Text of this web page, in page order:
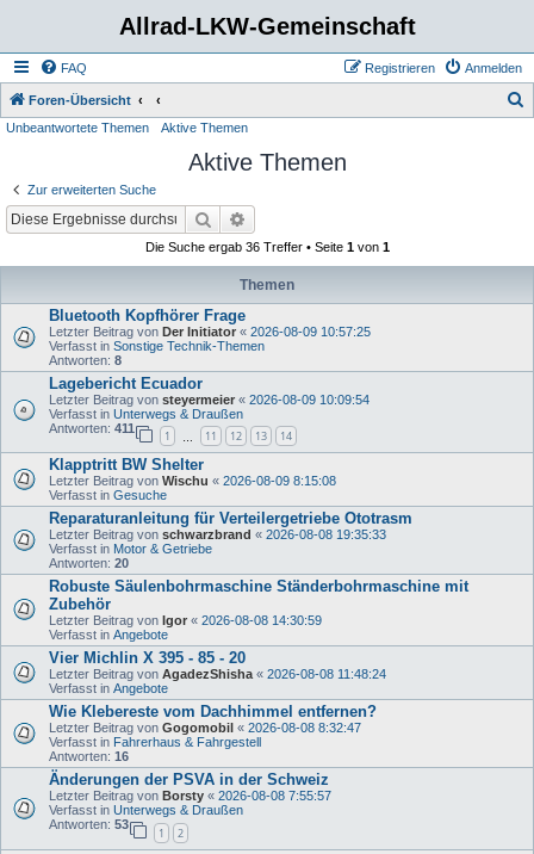
Allrad-LKW-Gemeinschaft
FAQ Anmelden
Registrieren
Foren-Übersicht
Unbeantwortete Themen Aktive Themen
Aktive Themen
Zur erweiterten Suche
Suche
Die Suche ergab 36 Treffer • Seite 1von 1
Themen
Bluetooth Kopfhörer Frage
Letzter Beitrag von Der Initiator « 2026-08-09 10:57:25
Verfasst in Sonstige Technik-Themen
Antworten: 8
Lagebericht Ecuador
Letzter Beitrag von steyermeier « 2026-08-09 10:09:54
Verfasst in Unterwegs & Draußen
Antworten: 411
1 11 12 13 14
Klapptritt BW Shelter
Letzter Beitrag von Wischu « 2026-08-09 8:15:08
Verfasst in Gesuche
Reparaturanleitung für Verteilergetriebe Ototrasm
Letzter Beitrag von schwarzbrand « 2026-08-08 19:35:33
Verfasst in Motor & Getriebe
Antworten: 20
Robuste Säulenbohrmaschine Ständerbohrmaschine mit
Zubehör
Letzter Beitrag von Igor « 2026-08-08 14:30:59
Verfasst in Angebote
Vier Michlin X 395 - 85 - 20
Letzter Beitrag von AgadezShisha « 2026-08-08 11:48:24
Verfasst in Angebote
Wie Klebereste vom Dachhimmel entfernen?
Letzter Beitrag von Gogomobil « 2026-08-08 8:32:47
Verfasst in Fahrerhaus & Fahrgestell
Antworten: 16
Änderungen der PSVA in der Schweiz
Letzter Beitrag von Borsty « 2026-08-08 7:55:57
Verfasst in Unterwegs & Draußen
Antworten: 53
1 2